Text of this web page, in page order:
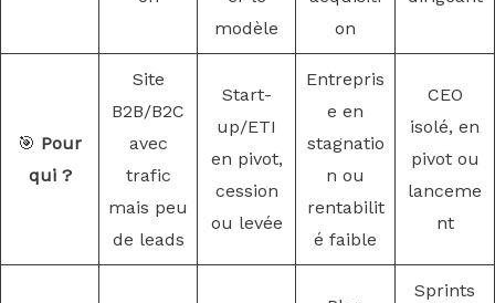
modèle
on
🎯 Pour
qui ?
Site
B2B/B2C
avec
trafic
mais peu
de leads
Start-
up/ETI
en pivot,
cession
ou levée
Entrepris
e en
stagnatio
n ou
rentabilit
é faible
CEO
isolé, en
pivot ou
lanceme
nt
Sprints